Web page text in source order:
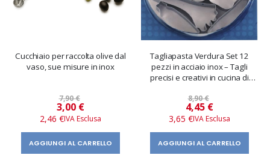
Cucchiaio per raccolta olive dal
vaso, sue misure in inox
7,90 €
Prezzo
speciale
3,00 €
2,46 €
AGGIUNGI AL CARRELLO
Tagliapasta Verdura Set 12
pezzi in acciaio inox – Tagli
precisi e creativi in cucina di
8,90 €
Prezzo
speciale
4,45 €
3,65 €
AGGIUNGI AL CARRELLO